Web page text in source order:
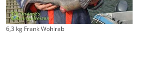
6,3 kg Frank Wohlrab